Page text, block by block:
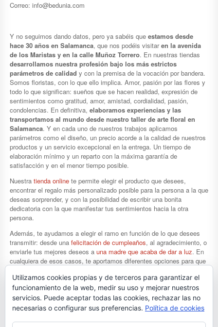
Correo: info@bedunia.com
Y no seguimos dando datos, pero ya sabéis que estamos desde
hace 30 años en Salamanca, que nos podéis visitaren la avenida
de los Maristas y en la calle Muñoz Torrero. En nuestras tiendas
desarrollamos nuestra profesión bajo los más estrictos
parámetros de calidad y con la premisa de la vocación por bandera.
Somos floristas, con lo que ello implica. Amor, pasión por las flores y
todo lo que significan: sueños que se hacen realidad, expresión de
sentimientos como gratitud, amor, amistad, cordialidad, pasión,
condolencias. En definitiva, elaboramos experiencias y las
transportamos al mundo desde nuestro taller de arte floral en
Salamanca. Y en cada uno de nuestros trabajos aplicamos
parámetros como el diseño, un precio acorde a la calidad de nuestros
productos y un servicio excepcional en la entrega. Un tiempo de
elaboración mínimo y un reparto con la máxima garantía de
satisfacción y en el menor tiempo posible.
Nuestra tienda online te permite elegir el producto que desees,
encontrar el regalo más personalizado posible para la persona a la que
deseas sorprender, y con la posibilidad de escribir una bonita
dedicatoria con la que manifestar tus sentimientos hacia la otra
persona.
Además, te ayudamos a elegir el ramo en función de lo que desees
transmitir: desde una felicitación de cumpleaños, al agradecimiento, o
enviarle tus mejores deseos a una madre que acaba de dar a luz. En
cualquiera de esos casos, te aportamos diferentes opciones para que
Creado el31 julio, 2018 enNoticias
Tagged as enviar flores en Salamanca, envío de flores a Salamanca
Flores en Salamanca
flores online flores online Salamanca
floristería,Floristería en Salamanca
Utilizamos cookies propias y de terceros para garantizar el
funcionamiento de la web, medir su uso y mejorar nuestros
servicios. Puede aceptar todas las cookies, rechazar las no
necesarias o configurar sus preferencias. Política de cookies